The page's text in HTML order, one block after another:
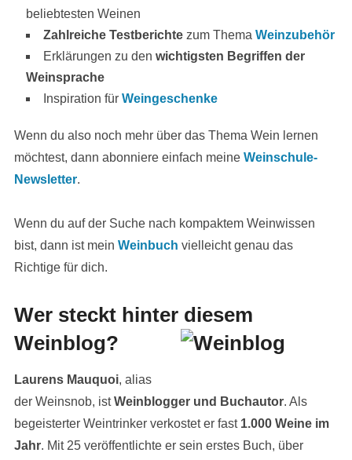
beliebtesten Weinen
Zahlreiche Testberichtezum Thema Weinzubehör
Erklärungen zu den wichtigsten Begriffen der
Weinsprache
Inspiration für Weingeschenke
Wenn du also noch mehr über das Thema Wein lernen
möchtest, dann abonniere einfach meine Weinschule-
Newsletter.
Wenn du auf der Suche nach kompaktem Weinwissen
bist, dann ist mein Weinbuch vielleicht genau das
Richtige für dich.
Wer steckt hinter diesem
Weinblog?
Laurens Mauquoi, alias
der Weinsnob, istWeinblogger und Buchautor. Als
begeisterter Weintrinker verkostet er fast 1.000 Weine im
Jahr. Mit 25 veröffentlichte er sein erstes Buch, über